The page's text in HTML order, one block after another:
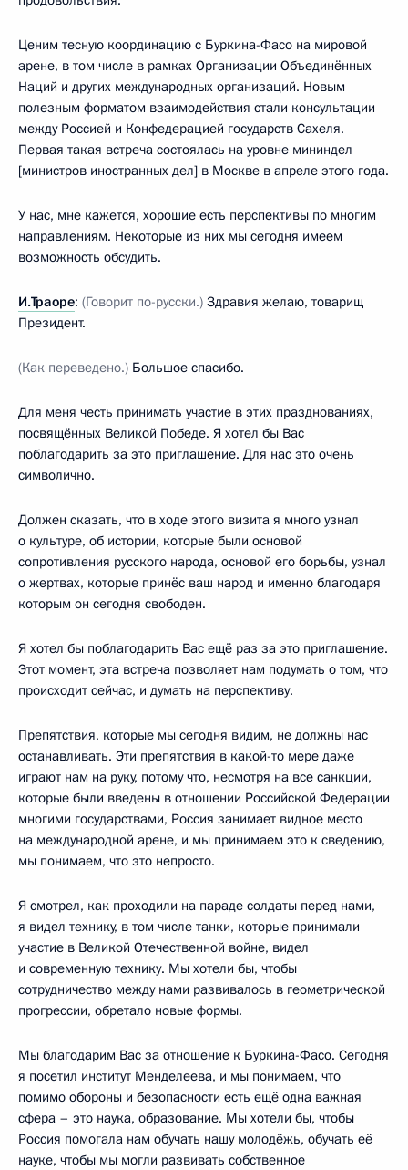
Ценим тесную координацию с Буркина-Фасо на мировой
арене, в том числе в рамках Организации Объединённых
Наций и других международных организаций. Новым
полезным форматом взаимодействия стали консультации
между Россией и Конфедерацией государств Сахеля.
Первая такая встреча состоялась на уровне мининдел
[министров иностранных дел] в Москве в апреле этого года.
У нас, мне кажется, хорошие есть перспективы по многим
направлениям. Некоторые из них мы сегодня имеем
возможность обсудить.
И.Траоре: (Говорит по-русски.) Здравия желаю, товарищ
Президент.
(Как переведено.) Большое спасибо.
Для меня честь принимать участие в этих празднованиях,
посвящённых Великой Победе. Я хотел бы Вас
поблагодарить за это приглашение. Для нас это очень
символично.
Должен сказать, что в ходе этого визита я много узнал
о культуре, об истории, которые были основой
сопротивления русского народа, основой его борьбы, узнал
о жертвах, которые принёс ваш народ и именно благодаря
которым он сегодня свободен.
Я хотел бы поблагодарить Вас ещё раз за это приглашение.
Этот момент, эта встреча позволяет нам подумать о том, что
происходит сейчас, и думать на перспективу.
Препятствия, которые мы сегодня видим, не должны нас
останавливать. Эти препятствия в какой-то мере даже
играют нам на руку, потому что, несмотря на все санкции,
которые были введены в отношении Российской Федерации
многими государствами, Россия занимает видное место
на международной арене, и мы принимаем это к сведению,
мы понимаем, что это непросто.
Я смотрел, как проходили на параде солдаты перед нами,
я видел технику, в том числе танки, которые принимали
участие в Великой Отечественной войне, видел
и современную технику. Мы хотели бы, чтобы
сотрудничество между нами развивалось в геометрической
прогрессии, обретало новые формы.
Мы благодарим Вас за отношение к Буркина-Фасо. Сегодня
я посетил институт Менделеева, и мы понимаем, что
помимо обороны и безопасности есть ещё одна важная
сфера – это наука, образование. Мы хотели бы, чтобы
Россия помогала нам обучать нашу молодёжь, обучать её
науке, чтобы мы могли развивать собственное